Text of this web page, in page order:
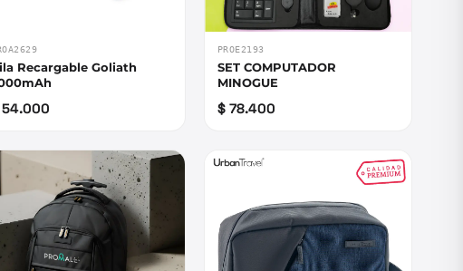
Recargable Goliath
PROE2193
SET COMPUTADOR
MINOGUE
$ 78.400